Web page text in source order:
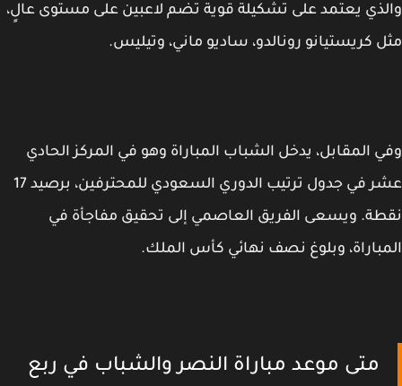
يعتمد على تشكيلة قوية تضم لاعبين على مستوى عالٍ،
كريستيانو رونالدو، ساديو ماني، وتيليس.
المقابل، يدخل الشباب المباراة وهو في المركز الحادي
عشر في جدول ترتيب الدوري السعودي للمحترفين، برصيد 17
ويسعى الفريق العاصمي إلى تحقيق مفاجأة في
وبلوغ نصف نهائي كأس الملك.
متى موعد مباراة النصر والشباب في ربع